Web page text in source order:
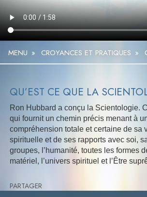
MENU » CROYANCES ET PRATIQUES »
QU’EST CE QUE LA
Ron Hubbard a conçu la Scientologie.
qui fournit un chemin précis menant à
compréhension totale et certaine de sa
spirituelle et de ses rapports avec soi,
groupes, l’humanité, toutes les formes
matériel, l’univers spirituel et l’Être
PARTAGER